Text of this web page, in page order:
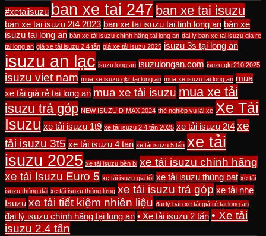
#xetaiisuzu ban xe tai 247 ban xe tai isuzu
ban xe tai isuzu 2t4 2023 ban xe tai isuzu tai tinh long an bán xe
isuzu tại long an bán xe tải isuzu chính hãng tại long an dai ly ban xe tai isuzu gia re
tai long an giá xe tải isuzu 2.4 tấn giá xe tải isuzu 2025 isuzu 3s tại long an
isuzu an lạc isuzu long an isuzulongan.com isuzu qkr210 2025
isuzu viet nam mua xe isuzu qkr tại long an mua xe isuzu tai long an mua
xe tải giá rẻ tại long an mua xe tải isuzu mua xe tải
isuzu trả góp NEW ISUZU D-MAX 2024 thẻ nghiệp vụ lái xe Xe Tải
Isuzu xe tải isuzu 1t9 xe tải isuzu 2.4 tấn 2025 xe tải isuzu 2t4 xe
tải isuzu 3t5 xe tải isuzu 4 tan xe tải isuzu 5 tấn xe tải
isuzu 2025 xe tải isuzu bền bỉ xe tải isuzu chính hãng
xe tải Isuzu Euro 5 xe tải isuzu giá tốt xe tải isuzu thùng bạt xe tải
isuzu thùng dài xe tải isuzu thùng lửng xe tải isuzu trả góp xe tải nhẹ
Isuzu xe tải tiết kiệm nhiên liệu đại lý bán xe tải giá rẻ tại long an
đại lý isuzu chính hãng tại long an • Xe tải isuzu 2 tấn • Xe tải
isuzu 2.4 tấn